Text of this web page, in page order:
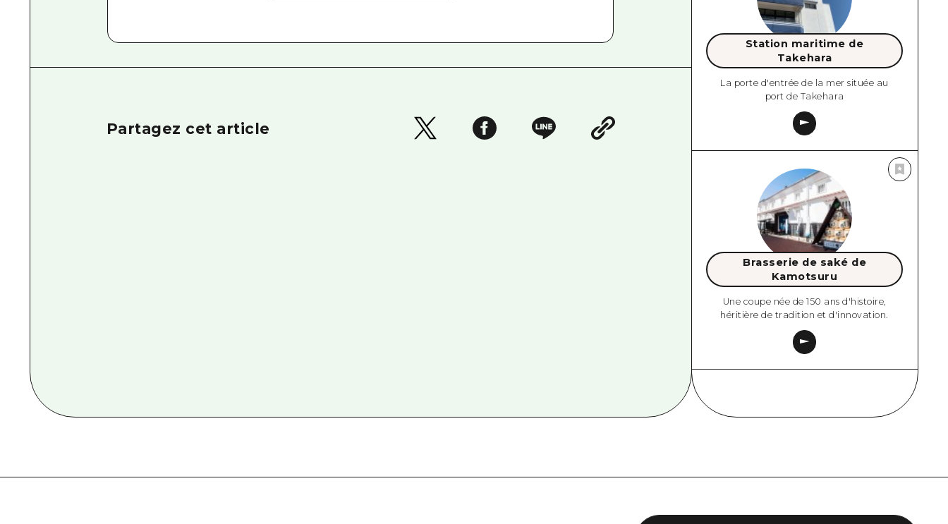
Partagez cet article
Station maritime de
Takehara
La porte d'entrée de la mer située au
port de Takehara
Brasserie de saké de
Kamotsuru
Une coupe née de 150 ans d'histoire,
héritière de tradition et d'innovation.